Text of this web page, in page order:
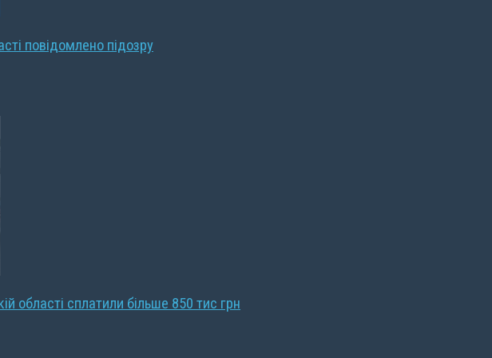
повідомлено підозру
області сплатили більше 850 тис грн